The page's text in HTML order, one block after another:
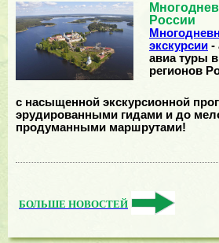
России
экскурсии -
авиа туры
регионов
с насыщенной экскурсионной
эрудированными гидами и до
продуманными маршрутами!
БОЛЬШЕ НОВОСТЕЙ